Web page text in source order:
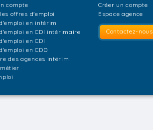
compte
offres d'emploi
en intérim
en CDI intérimaire
en CDI
en CDD
des agences intérim
Créer un compte
Espace agence
Contactez-nous